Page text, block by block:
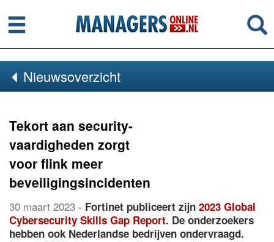
Menu
Nieuwsoverzicht
Tekort aan security-
vaardigheden zorgt
voor flink meer
beveiligingsincidenten
30 maart 2023 - Fortinet publiceert zijn 2023 Global
Cybersecurity Skills Gap Report. De onderzoekers
hebben ook Nederlandse bedrijven ondervraagd.